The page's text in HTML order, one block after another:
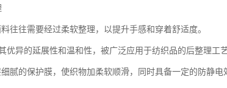
往往需要经过柔软整理，以提升手感和穿着舒适度。
优异的延展性和温和性，被广泛应用于纺织品的后整理工艺
腻的保护膜，使织物加柔软顺滑，同时具备一定的防静电